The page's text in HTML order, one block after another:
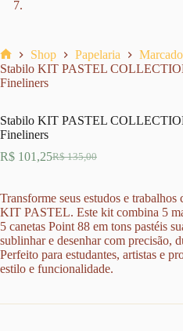
Home
Shop Papelaria
Stabilo KIT PASTEL
Fineliners
Stabilo KIT PASTEL
Fineliners
R$135,00
O
era:
R$ 135,00.
R$ 101,25O
é:
R$ 101,25.
Transforme seus estudos e
KIT PASTEL. Este kit combina 5
5 canetas Point 88 em tons pastéis
sublinhar e desenhar com precisão,
Perfeito para estudantes, artistas e
estilo e funcionalidade.